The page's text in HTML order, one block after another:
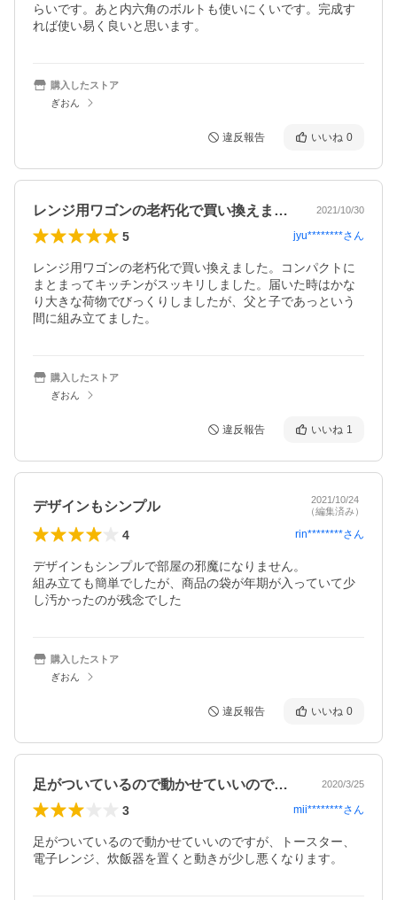
らいです。あと内六角のボルトも使いにくいです。完成す
れば使い易く良いと思います。
購入したストア
ぎおん
違反報告 いいね 0
レンジ用ワゴンの老朽化で買い換えました… 2021/10/30
5 jyu********さん
レンジ用ワゴンの老朽化で買い換えました。コンパクトに
まとまってキッチンがスッキリしました。届いた時はかな
り大きな荷物でびっくりしましたが、父と子であっという
間に組み立てました。
購入したストア
ぎおん
違反報告 いいね 1
デザインもシンプル
2021/10/24
（編集済み）
4 rin********さん
デザインもシンプルで部屋の邪魔になりません。
組み立ても簡単でしたが、商品の袋が年期が入っていて少
し汚かったのが残念でした
購入したストア
ぎおん
違反報告 いいね 0
足がついているので動かせていいのですが… 2020/3/25
3 mii********さん
足がついているので動かせていいのですが、トースター、
電子レンジ、炊飯器を置くと動きが少し悪くなります。